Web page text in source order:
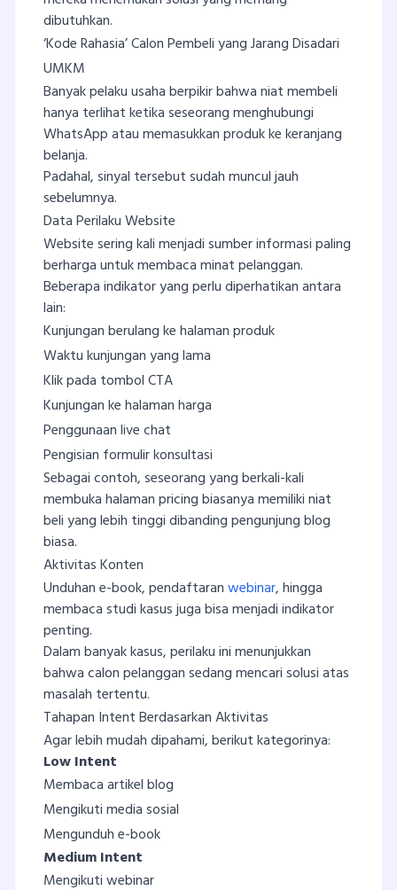
dibutuhkan.
‘Kode Rahasia’ Calon Pembeli yang Jarang Disadari
UMKM
Banyak pelaku usaha berpikir bahwa niat membeli
hanya terlihat ketika seseorang menghubungi
WhatsApp atau memasukkan produk ke keranjang
belanja.
Padahal, sinyal tersebut sudah muncul jauh
sebelumnya.
Data Perilaku Website
Website sering kali menjadi sumber informasi paling
berharga untuk membaca minat pelanggan.
Beberapa indikator yang perlu diperhatikan antara
lain:
Kunjungan berulang ke halaman produk
Waktu kunjungan yang lama
Klik pada tombol CTA
Kunjungan ke halaman harga
Penggunaan live chat
Pengisian formulir konsultasi
Sebagai contoh, seseorang yang berkali-kali
membuka halaman pricing biasanya memiliki niat
beli yang lebih tinggi dibanding pengunjung blog
biasa.
Aktivitas Konten
Unduhan e-book, pendaftaranwebinar, hingga
membaca studi kasus juga bisa menjadi indikator
penting.
Dalam banyak kasus, perilaku ini menunjukkan
bahwa calon pelanggan sedang mencari solusi atas
masalah tertentu.
Tahapan Intent Berdasarkan Aktivitas
Agar lebih mudah dipahami, berikut kategorinya:
Low Intent
Membaca artikel blog
Mengikuti media sosial
Mengunduh e-book
Medium Intent
Mengikuti webinar